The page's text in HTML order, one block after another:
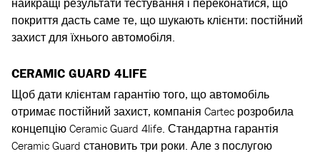
найкращі результати тестування і переконатися, що
покриття дасть саме те, що шукають клієнти: постійний
захист для їхнього автомобіля.
CERAMIC GUARD 4LIFE
Щоб дати клієнтам гарантію того, що автомобіль
отримає постійний захист, компанія Cartec розробила
концепцію Ceramic Guard 4life. Стандартна гарантія
Ceramic Guard становить три роки. Але з послугою